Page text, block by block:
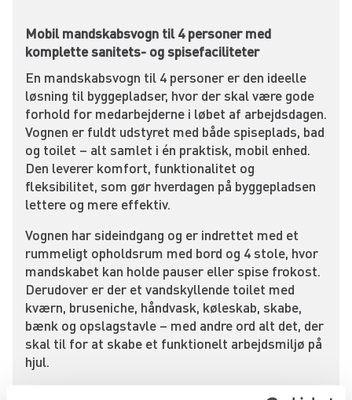
Mobil mandskabsvogn til 4 personer med
komplette sanitets- og spisefaciliteter
En mandskabsvogn til 4 personer er den ideelle
løsning til byggepladser, hvor der skal være gode
forhold for medarbejderne i løbet af arbejdsdagen.
Vognen er fuldt udstyret med både spiseplads, bad
og toilet – alt samlet i én praktisk, mobil enhed.
Den leverer komfort, funktionalitet og
fleksibilitet, som gør hverdagen på byggepladsen
lettere og mere effektiv.
Vognen har sideindgang og er indrettet med et
rummeligt opholdsrum med bord og 4 stole, hvor
mandskabet kan holde pauser eller spise frokost.
Derudover er der et vandskyllende toilet med
kværn, bruseniche, håndvask, køleskab, skabe,
bænk og opslagstavle – med andre ord alt det, der
skal til for at skabe et funktionelt arbejdsmiljø på
hjul.